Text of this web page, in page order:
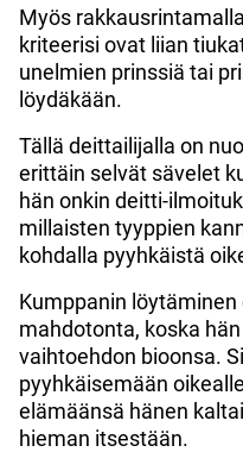
Myös
kriteerisi ovat liian
unelmien prinssiä tai
löydäkään.
Tällä deittailijalla on
erittäin selvät sävelet
hän onkin deitti-
millaisten tyyppien
kohdalla pyyhkäistä
Kumppanin löytäminen
mahdotonta, koska
vaihtoehdon bioonsa.
pyyhkäisemään
elämäänsä hänen
hieman itsestään.